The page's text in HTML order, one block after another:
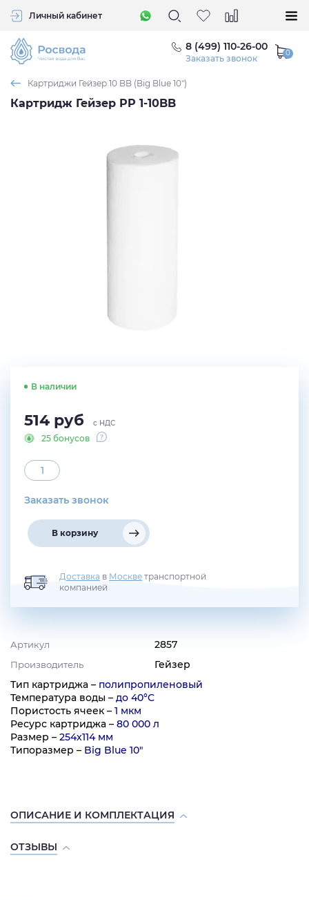
Личный кабинет
8 (499) 110-26-00
Заказать звонок
Картриджи Гейзер 10 BB (Big Blue 10")
Картридж Гейзер PP 1-10BB
Артикул 2857
Производитель
Гейзер
Тип картриджа – полипропиленовый
Температура воды – до 40°C
Пористость ячеек – 1 мкм
Ресурс картриджа – 80 000 л
Размер – 254х114 мм
Типоразмер – Big Blue 10"
В наличии
514 руб с НДС
25 бонусов
Заказать звонок
В корзину
Доставка в Москве транспортной
компанией
ОПИСАНИЕ И КОМПЛЕКТАЦИЯ
ОТЗЫВЫ